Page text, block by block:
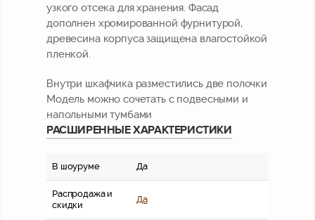
узкого отсека для хранения. Фасад
дополнен хромированной фурнитурой,
древесина корпуса защищена влагостойкой
пленкой.
Внутри шкафчика разместились две полочки
Модель можно сочетать с подвесными и
напольными тумбами
РАСШИРЕННЫЕ ХАРАКТЕРИСТИКИ
В шоуруме Да
Распродажа и
скидки
Да